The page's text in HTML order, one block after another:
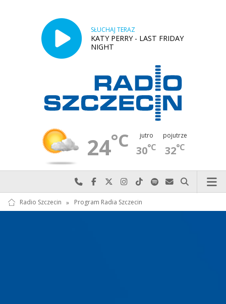
SŁUCHAJ TERAZ
KATY PERRY - LAST FRIDAY
NIGHT
24°C jutro
30°C
pojutrze
32°C
Najlepiej po prostu do nas zadzwoń
Odwiedź nas na Facebook-u
Odwiedź nas na X
Odwiedź nas na Instagram-ie
Odwiedź nas na TikTok-u
Szukaj nas na Spotify
Wyślij do nas
Szukaj
Radio Szczecin » Program Radia Szczecin